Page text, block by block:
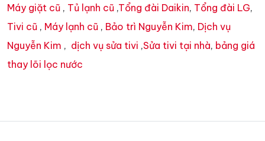
Máy giặt cũ , Tủ lạnh cũ ,Tổng đài Daikin, Tổng đài LG,
Tivi cũ , Máy lạnh cũ , Bảo trì Nguyễn Kim, Dịch vụ
Nguyễn Kim , dịch vụ sửa tivi ,Sửa tivi tại nhà, bảng giá
thay lõi lọc nước